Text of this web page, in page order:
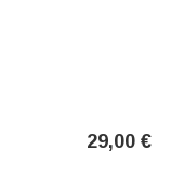
29,00 €